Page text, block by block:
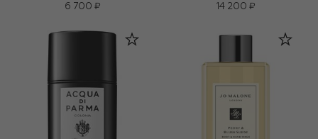
6 700 ₽
14 200 ₽